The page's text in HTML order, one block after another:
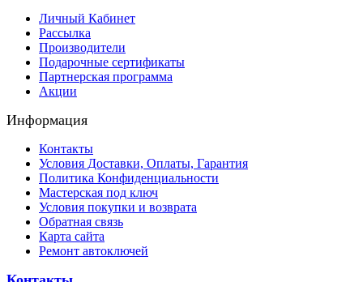
Личный Кабинет
Рассылка
Производители
Подарочные сертификаты
Партнерская программа
Акции
Информация
Контакты
Условия Доставки, Оплаты, Гарантия
Политика Конфиденциальности
Мастерская под ключ
Условия покупки и возврата
Обратная связь
Карта сайта
Ремонт автоключей